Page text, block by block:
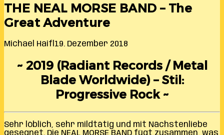
THE NEAL MORSE BAND – The
Great Adventure
Michael Haifl 19. Dezember 2018
~ 2019 (Radiant Records / Metal
Blade Worldwide) – Stil:
Progressive Rock ~
Sehr löblich, sehr mildtätig und mit Nächstenliebe
gesegnet. Die NEAL MORSE BAND fügt zusammen, was